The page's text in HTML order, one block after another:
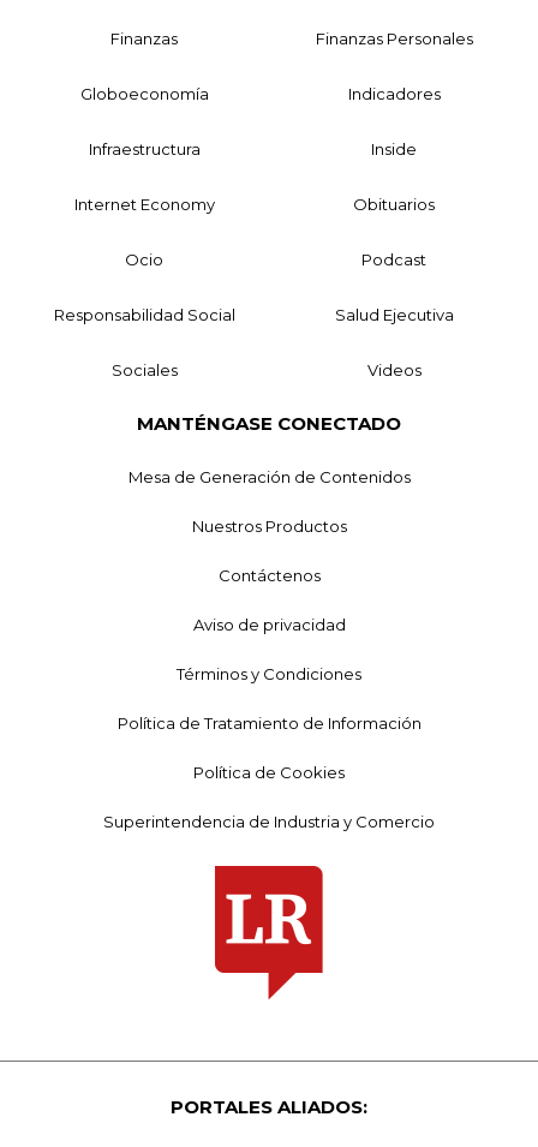
Finanzas Finanzas Personales
Globoeconomía Indicadores
Infraestructura Inside
Internet Economy Obituarios
Ocio Podcast
Responsabilidad Social Salud Ejecutiva
Sociales Videos
MANTÉNGASE CONECTADO
Mesa de Generación de Contenidos
Nuestros Productos
Contáctenos
Aviso de privacidad
Términos y Condiciones
Política de Tratamiento de Información
Política de Cookies
Superintendencia de Industria y Comercio
PORTALES ALIADOS: